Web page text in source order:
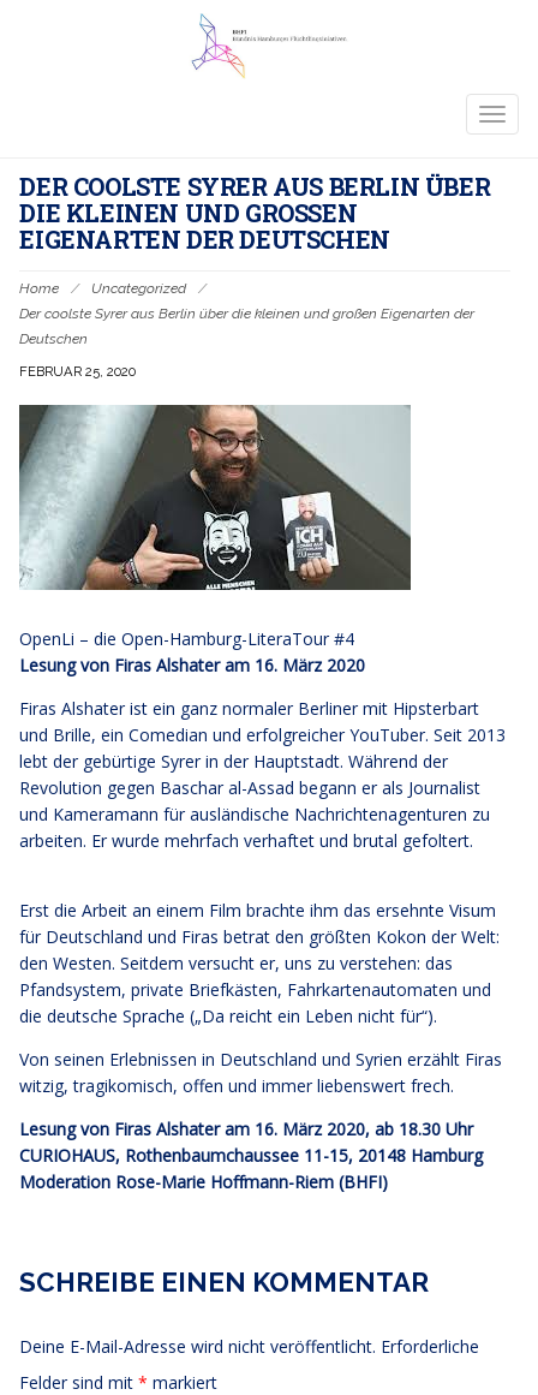
DER COOLSTE SYRER AUS BERLIN ÜBER
DIE KLEINEN UND GROSSEN E
IGENARTEN DER DEUTSCHEN
Home / Uncategorized
/
Der coolste Syrer aus Berlin über die kleinen und großen Eigenarten der
Deutschen
FEBRUAR 25, 2020
OpenLi – die Open-Hamburg-LiteraTour #4
Lesung von Firas Alshater am 16. März 2020
Firas Alshater ist ein ganz normaler Berliner mit Hipsterbart
und Brille, ein Comedian und erfolgreicher YouTuber. Seit 2013
lebt der gebürtige Syrer in der Hauptstadt. Während der
Revolution gegen Baschar al-Assad begann er als Journalist
und Kameramann für ausländische Nachrichtenagenturen zu
arbeiten. Er wurde mehrfach verhaftet und brutal gefoltert.
Erst die Arbeit an einem Film brachte ihm das ersehnte Visum
für Deutschland und Firas betrat den größten Kokon der Welt:
den Westen. Seitdem versucht er, uns zu verstehen: das
Pfandsystem, private Briefkästen, Fahrkartenautomaten und
die deutsche Sprache („Da reicht ein Leben nicht für“).
Von seinen Erlebnissen in Deutschland und Syrien erzählt Firas
witzig, tragikomisch, offen und immer liebenswert frech.
Lesung von Firas Alshater am 16. März 2020, ab 18.30 Uhr
CURIOHAUS, Rothenbaumchaussee 11-15, 20148 Hamburg
Moderation Rose-Marie Hoffmann-Riem (BHFI)
SCHREIBE EINEN KOMMENTAR
Deine E-Mail-Adresse wird nicht veröffentlicht. Erforderliche
Felder sind mit* markiert